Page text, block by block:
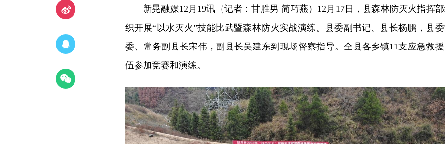
新晃融媒12月19讯（记者：甘胜男 简巧燕）12月17日，县森林防灭火指挥
织开展“以水灭火”技能比武暨森林防火实战演练。县委副书记、县长杨鹏，县
委、常务副县长宋伟，副县长吴建东到现场督察指导。全县各乡镇11支应急救
伍参加竞赛和演练。